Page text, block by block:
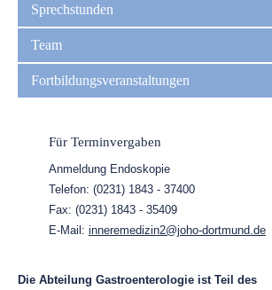
Sprechstunden
Team
Fortbildungsveranstaltungen
Für Terminvergaben
Anmeldung Endoskopie
Telefon: (0231) 1843 - 37400
Fax: (0231) 1843 - 35409
E-Mail: inneremedizin2@joho-dortmund.de
Die Abteilung Gastroenterologie ist Teil des